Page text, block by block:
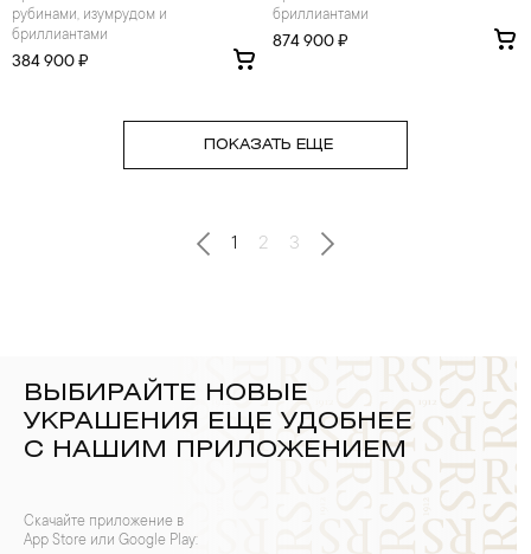
рубинами, изумрудом и
бриллиантами
384 900 ₽
бриллиантами
874 900 ₽
ПОКАЗАТЬ ЕЩЕ
1 2 3
ВЫБИРАЙТЕ НОВЫЕ
УКРАШЕНИЯ ЕЩЕ УДОБНЕЕ
С НАШИМ ПРИЛОЖЕНИЕМ
Скачайте приложение в
App Store или Google Play: